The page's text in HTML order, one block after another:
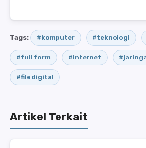
Tags: #komputer #teknologi
#full form #internet
#file digital
Artikel Terkait